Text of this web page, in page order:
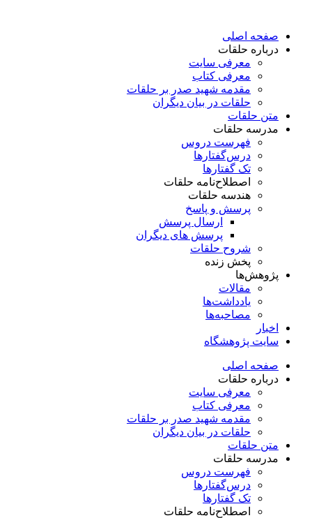
محتوا
صفحه اصلی
درباره حلقات
معرفی سایت
معرفی کتاب
مقدمه شهید صدر بر حلقات
حلقات در بیان دیگران
متن حلقات
مدرسه حلقات
فهرست دروس
درس‌گفتار‌ها
تک گفتارها
اصطلاح‌نامه حلقات
هندسه حلقات
پرسش و پاسخ
ارسال پرسش
پرسش های دیگران
شروح حلقات
پخش زنده
پژوهش‌ها
مقالات
یادداشت‌ها
مصاحبه‌ها
اخبار
سایت پژوهشگاه
صفحه اصلی
درباره حلقات
معرفی سایت
معرفی کتاب
مقدمه شهید صدر بر حلقات
حلقات در بیان دیگران
متن حلقات
مدرسه حلقات
فهرست دروس
درس‌گفتار‌ها
تک گفتارها
اصطلاح‌نامه حلقات